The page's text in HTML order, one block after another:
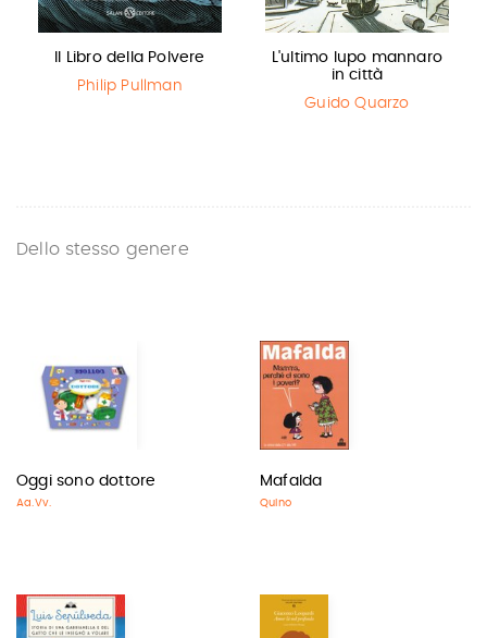
Il Libro della Polvere
Philip Pullman
L'ultimo lupo mannaro
in città
Guido Quarzo
Dello stesso genere
Oggi sono dottore
Aa.Vv.
Mafalda
Quino